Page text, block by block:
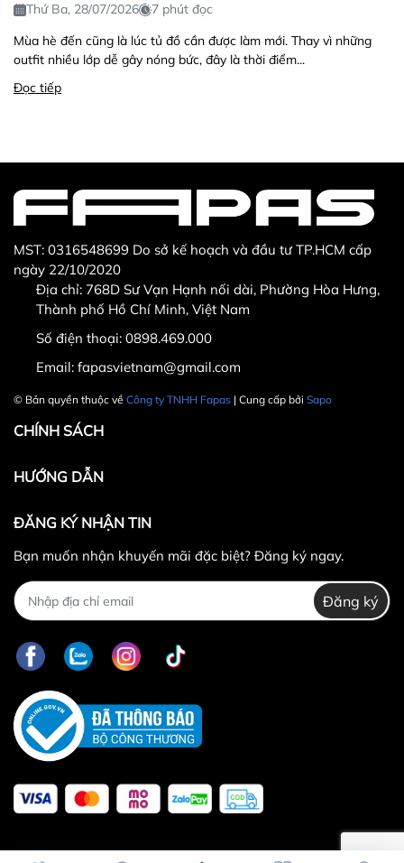
Thứ Ba, 28/07/2026
7 phút đọc
Mùa hè đến cũng là lúc tủ đồ cần được làm mới. Thay vì những
outfit nhiều lớp dễ gây nóng bức, đây là thời điểm...
Đọc tiếp
MST: 0316548699 Do sở kế hoạch và đầu tư TP.HCM cấp
ngày 22/10/2020
Địa chỉ: 768D Sư Vạn Hạnh nối dài, Phường Hòa Hưng,
Thành phố Hồ Chí Minh, Việt Nam
Số điện thoại: 0898.469.000
Email: fapasvietnam@gmail.com
© Bản quyền thuộc về Công ty TNHH Fapas | Cung cấp bởi Sapo
CHÍNH SÁCH
HƯỚNG DẪN
ĐĂNG KÝ NHẬN TIN
Bạn muốn nhận khuyến mãi đặc biệt? Đăng ký ngay.
Đăng ký